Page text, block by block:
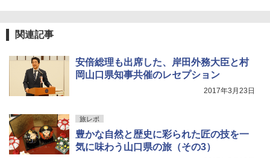
関連記事
安倍総理も出席した、岸田外務大臣と村
岡山口県知事共催のレセプション
2017年3月23日
旅レポ
豊かな自然と歴史に彩られた匠の技を一
気に味わう山口県の旅（その3）